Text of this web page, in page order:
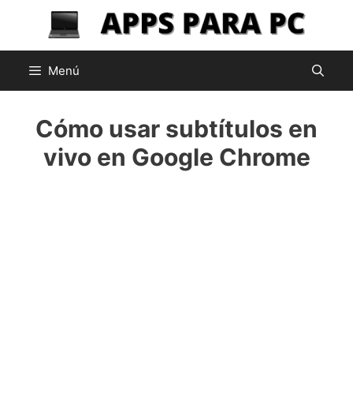
contenido
Menú
Cómo usar subtítulos en
vivo en Google Chrome